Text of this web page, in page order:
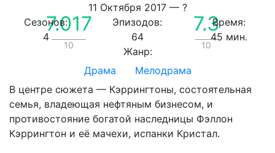
7.017
10
7.3
10
11 Октября 2017 — ?
Сезонов:
4
Эпизодов:
64
Время:
45 мин.
Жанр:
Драма
Мелодрама
В центре сюжета — Кэррингтоны, состоятельная
семья, владеющая нефтяным бизнесом, и
противостояние богатой наследницы Фэллон
Кэррингтон и её мачехи, испанки Кристал.